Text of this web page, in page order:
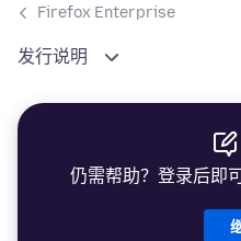
Firefox Enterprise
发行说明
仍需帮助？登录后即